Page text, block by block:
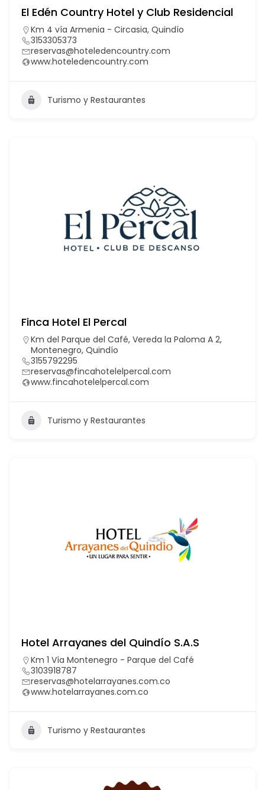
El Edén Country Hotel y Club Residencial
Km 4 vía Armenia - Circasia, Quindío
3153305373
reservas@hoteledencountry.com
www.hoteledencountry.com
Turismo y Restaurantes
Finca Hotel El Percal
Km del Parque del Café, Vereda la Paloma A 2,
Montenegro, Quindío
3155792295
reservas@fincahotelelpercal.com
www.fincahotelelpercal.com
Turismo y Restaurantes
Hotel Arrayanes del Quindío S.A.S
Km 1 Vía Montenegro - Parque del Café
3103918787
reservas@hotelarrayanes.com.co
www.hotelarrayanes.com.co
Turismo y Restaurantes